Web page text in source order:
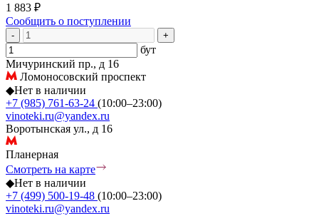
1 883 ₽
Сообщить о поступлении
- +
бут
Мичуринский пр., д 16
Ломоносовский проспект
◆Нет в наличии
+7 (985) 761-63-24 (10:00–23:00)
vinoteki.ru@yandex.ru
Воротынская ул., д 16
Планерная
Смотреть на карте
◆Нет в наличии
+7 (499) 500-19-48 (10:00–23:00)
vinoteki.ru@yandex.ru